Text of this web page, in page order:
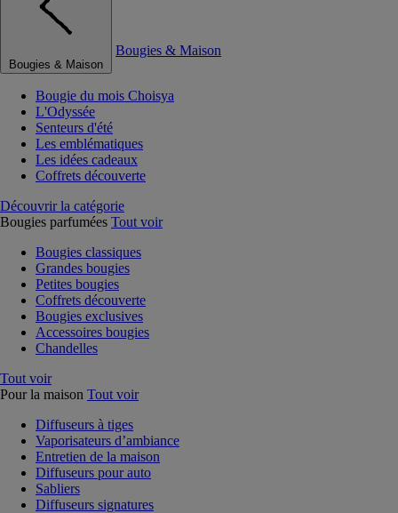
Bougies & Maison
Bougies & Maison
Bougie du mois Choisya
L'Odyssée
Senteurs d'été
Les emblématiques
Les idées cadeaux
Coffrets découverte
Découvrir la catégorie
Bougies parfumées Tout voir
Bougies classiques
Grandes bougies
Petites bougies
Coffrets découverte
Bougies exclusives
Accessoires bougies
Chandelles
Tout voir
Pour la maison Tout voir
Diffuseurs à tiges
Vaporisateurs d’ambiance
Entretien de la maison
Diffuseurs pour auto
Sabliers
Diffuseurs signatures